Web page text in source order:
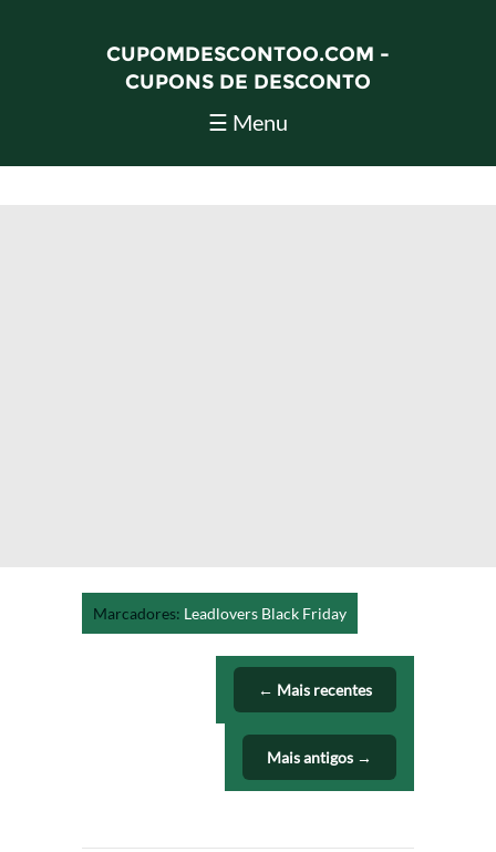
CUPOMDESCONTOO.COM -
CUPONS DE DESCONTO
☰ Menu
Marcadores: Leadlovers Black Friday
← Mais recentes
Mais antigos →